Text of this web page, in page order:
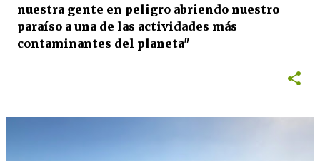
nuestra gente en peligro abriendo nuestro
paraíso a una de las actividades más
contaminantes del planeta"